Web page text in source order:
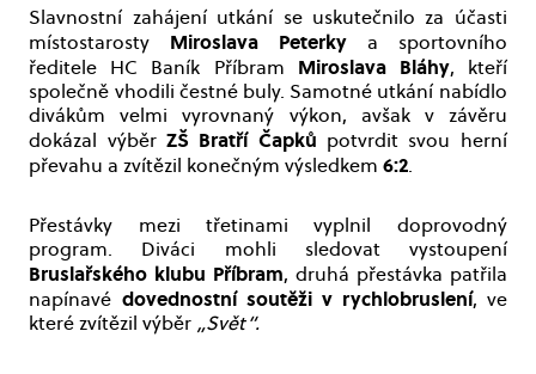
Slavnostní zahájení utkání se uskutečnilo za účasti
místostarosty Miroslava Peterky a sportovního
ředitele HC Baník Příbram Miroslava Bláhy, kteří
společně vhodili čestné buly. Samotné utkání nabídlo
divákům velmi vyrovnaný výkon, avšak v závěru
dokázal výběrZŠ Bratří Čapků potvrdit svou herní
převahu a zvítězil konečným výsledkem6:2.
Přestávky mezi třetinami vyplnil doprovodný
program. Diváci mohli sledovat vystoupení
Bruslařského klubu Příbram, druhá přestávka patřila
napínavé dovednostní soutěži v rychlobruslení, ve
které zvítězil výběr „Svět“.